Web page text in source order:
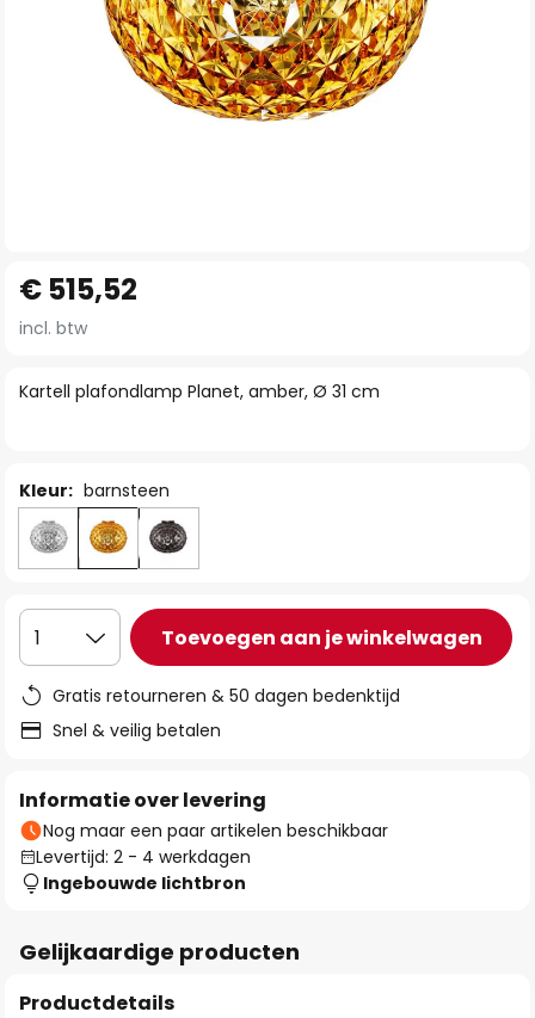
naar
het
van
Kartell plafondlamp Planet, amber, Ø 31 cm
€ 515,52
incl. btw
Kleur: barnsteen
1 Toevoegen aan je winkelwagen
Gratis retourneren & 50 dagen bedenktijd
Snel & veilig betalen
Informatie over levering
Nog maar een paar artikelen beschikbaar
Levertijd: 2 - 4 werkdagen
Ingebouwde lichtbron
Gelijkaardige producten
Productdetails